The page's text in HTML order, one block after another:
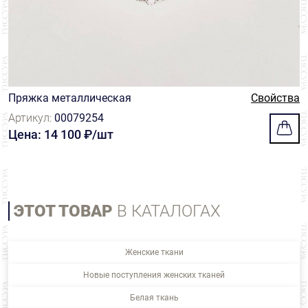
Пряжка металлическая
Свойства
Артикул: 00079254
Цена: 14 100 ₽/шт
ЭТОТ ТОВАР В КАТАЛОГАХ
Женские ткани
Новые поступления женских тканей
Белая ткань